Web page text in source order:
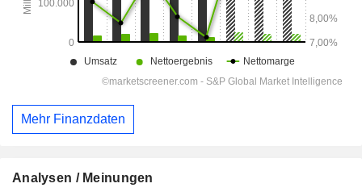
Mehr Finanzdaten
Analysen / Meinungen